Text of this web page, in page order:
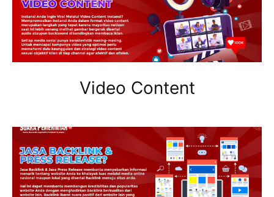
Video Content